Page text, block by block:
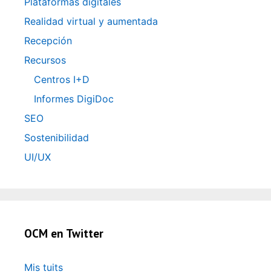
Realidad virtual y aumentada
Recepción
Recursos
Centros I+D
Informes DigiDoc
SEO
Sostenibilidad
UI/UX
OCM en Twitter
Mis tuits